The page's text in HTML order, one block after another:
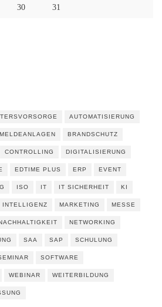
30 31
AUTOMATISIERUNG
BRANDSCHUTZ
CONTROLLING DIGITALISIERUNG
EDTIME PLUS ERP EVENT
ISO IT IT SICHERHEIT KI
INTELLIGENZ MARKETING MESSE
NETWORKING
SAA SAP SCHULUNG
SOFTWARE
WEBINAR WEITERBILDUNG